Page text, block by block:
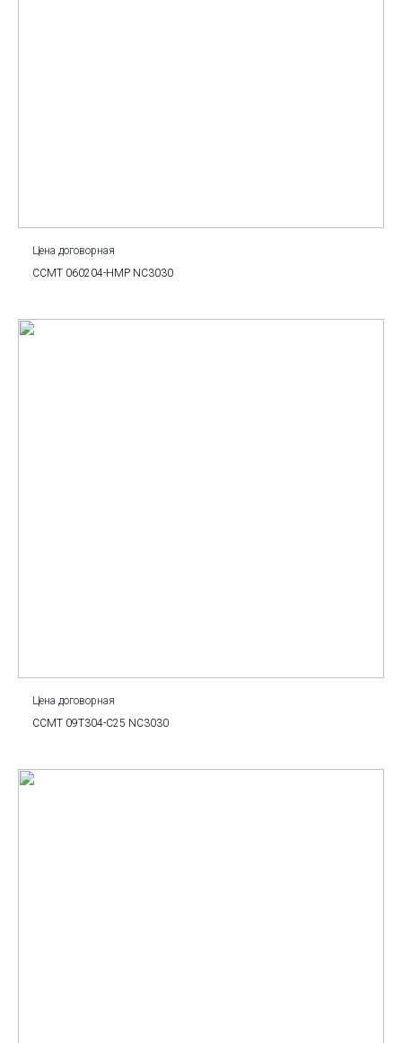
Цена договорная
CCMT 060204-HMP NC3030
Цена договорная
CCMT 09T304-C25 NC3030